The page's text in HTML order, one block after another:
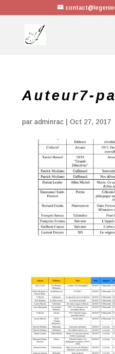
Auteur7-
par adminrac Oct 27, 2017